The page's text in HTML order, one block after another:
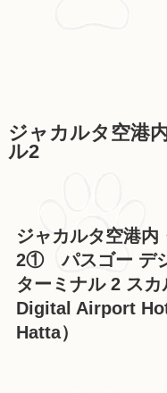
ジャカルタ空港
ル2
ジャカルタ空港
2① パスゴー デ
ターミナル 2 ス
Digital Airport
Hatta）